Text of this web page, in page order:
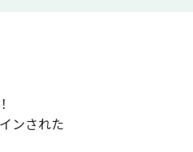
ンされた